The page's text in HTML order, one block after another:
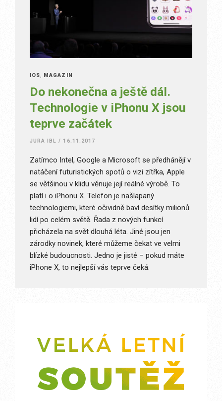
IOS, MAGAZÍN
Do nekonečna a ještě dál.
Technologie v iPhonu X jsou
teprve začátek
JURA IBL / 16.11.2017
Zatímco Intel, Google a Microsoft se předhánějí v
natáčení futuristických spotů o vizi zítřka, Apple
se většinou v klidu věnuje její reálné výrobě. To
platí i o iPhonu X. Telefon je našlapaný
technologiemi, které očividně baví desítky milionů
lidí po celém světě. Řada z nových funkcí
přicházela na svět dlouhá léta. Jiné jsou jen
zárodky novinek, které můžeme čekat ve velmi
blízké budoucnosti. Jedno je jisté – pokud máte
iPhone X, to nejlepší vás teprve čeká.